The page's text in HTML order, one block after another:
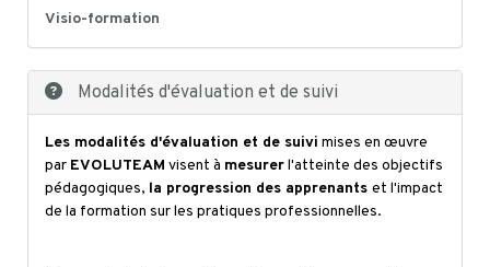
Visio-formation
Modalités d'évaluation et de suivi
Les modalités d'évaluation et de suivi mises en œuvre
par EVOLUTEAM visent à mesurerl'atteinte des objectifs
pédagogiques, la progression des apprenants et l'impact
de la formation sur les pratiques professionnelles.